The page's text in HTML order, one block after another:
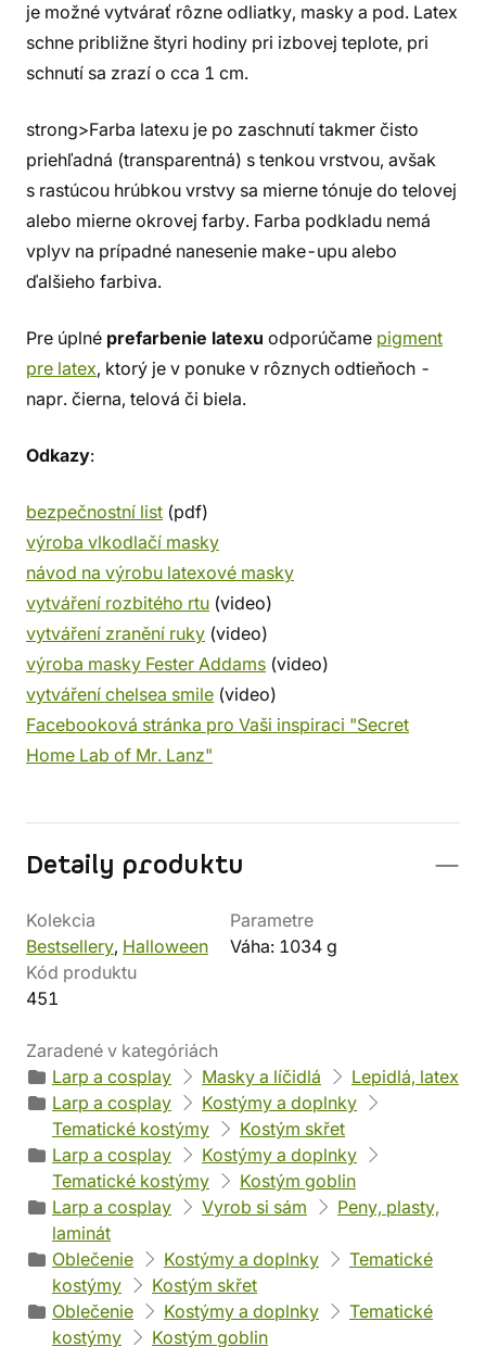
je možné vytvárať rôzne odliatky, masky a pod. Latex
schne približne štyri hodiny pri izbovej teplote, pri
schnutí sa zrazí o cca 1 cm.
strong>Farba latexu je po zaschnutí takmer čisto
priehľadná (transparentná) s tenkou vrstvou, avšak
s rastúcou hrúbkou vrstvy sa mierne tónuje do telovej
alebo mierne okrovej farby. Farba podkladu nemá
vplyv na prípadné nanesenie make-upu alebo
ďalšieho farbiva.
Pre úplné prefarbenie latexu odporúčame pigment
pre latex, ktorý je v ponuke v rôznych odtieňoch -
napr. čierna, telová či biela.
Odkazy:
bezpečnostní list (pdf)
výroba vlkodlačí masky
návod na výrobu latexové masky
vytváření rozbitého rtu (video)
vytváření zranění ruky (video)
výroba masky Fester Addams (video)
vytváření chelsea smile (video)
Facebooková stránka pro Vaši inspiraci "Secret
Home Lab of Mr. Lanz"
Detaily produktu
Kolekcia
Bestsellery, Halloween
Parametre
Váha: 1034 g
Kód produktu
451
Zaradené v kategóriách
Larp a cosplay
Masky a líčidlá
Lepidlá, latex
Larp a cosplay
Kostýmy a doplnky
Tematické kostýmy
Kostým skřet
Larp a cosplay
Kostýmy a doplnky
Tematické kostýmy
Kostým goblin
Larp a cosplay
Vyrob si sám
Peny, plasty,
laminát
Oblečenie
Kostýmy a doplnky
Tematické
kostýmy
Kostým skřet
Oblečenie
Kostýmy a doplnky
Tematické
kostýmy
Kostým goblin